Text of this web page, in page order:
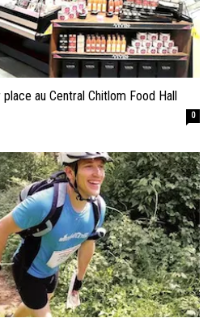
au Central Chitlom Food Hall
0